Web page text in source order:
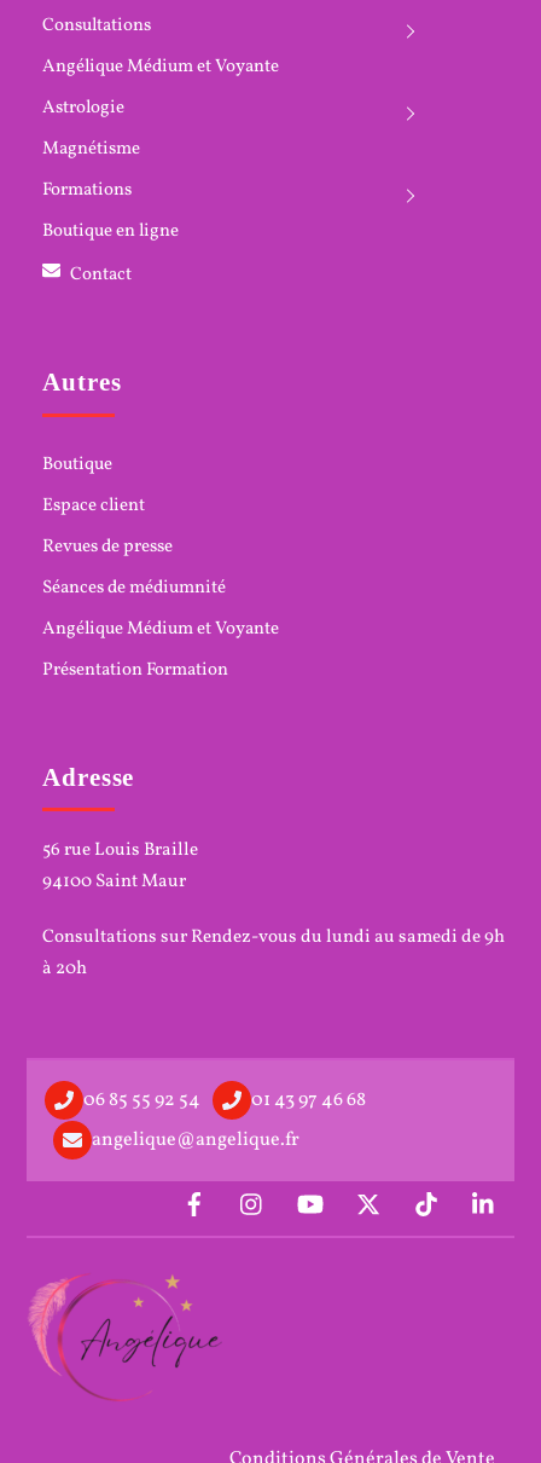
Consultations
Angélique Médium et Voyante
Astrologie
Magnétisme
Formations
Boutique en ligne
Contact
Autres
Boutique
Espace client
Revues de presse
Séances de médiumnité
Angélique Médium et Voyante
Présentation Formation
Adresse
56 rue Louis Braille
94100 Saint Maur
Consultations sur Rendez-vous du lundi au samedi de 9h
à 20h
06 85 55 92 54
01 43 97 46 68
angelique@angelique.fr